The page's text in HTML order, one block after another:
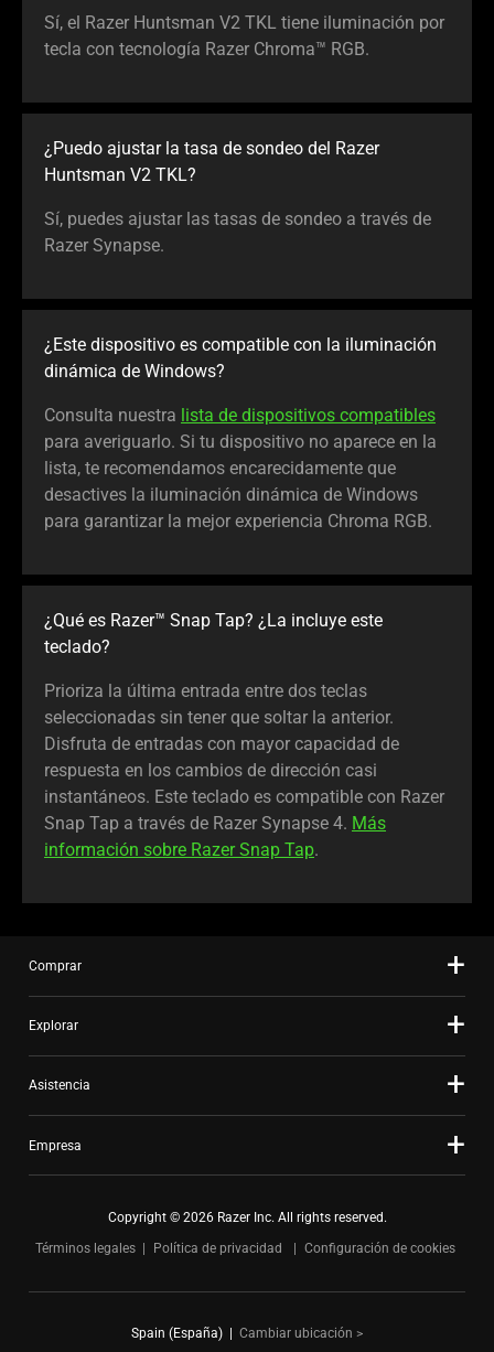
Sí, el Razer Huntsman V2 TKL tiene iluminación por
tecla con tecnología Razer Chroma™ RGB.
¿Puedo ajustar la tasa de sondeo del Razer
Huntsman V2 TKL?
Sí, puedes ajustar las tasas de sondeo a través de
Razer Synapse.
¿Este dispositivo es compatible con la iluminación
dinámica de Windows?
Consulta nuestra lista de dispositivos compatibles
para averiguarlo. Si tu dispositivo no aparece en la
lista, te recomendamos encarecidamente que
desactives la iluminación dinámica de Windows
para garantizar la mejor experiencia Chroma RGB.
¿Qué es Razer™ Snap Tap? ¿La incluye este
teclado?
Prioriza la última entrada entre dos teclas
seleccionadas sin tener que soltar la anterior.
Disfruta de entradas con mayor capacidad de
respuesta en los cambios de dirección casi
instantáneos. Este teclado es compatible con Razer
Snap Tap a través de Razer Synapse 4. Más
información sobre Razer Snap Tap.
Comprar
Explorar
Asistencia
Empresa
Copyright © 2026 Razer Inc. All rights reserved.
Términos legales
Política de privacidad Configuración de cookies
Spain (España) Cambiar ubicación >